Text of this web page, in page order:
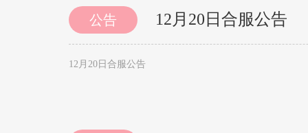
公告 12月20日合服公告
12月20日合服公告